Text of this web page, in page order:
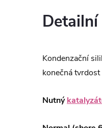
Kondenzační
konečná
Nutný